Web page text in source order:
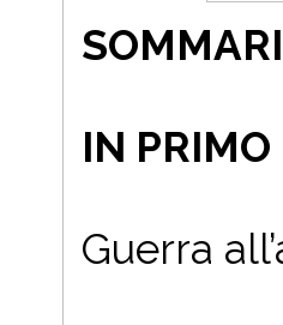
IN
Guerra all’